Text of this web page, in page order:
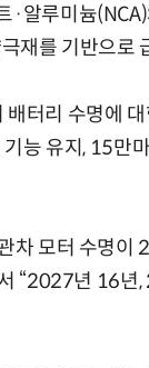
·알루미늄
재를 기반으로
터리 수명에
능 유지, 15만
차 모터 수명이
“2027년 16